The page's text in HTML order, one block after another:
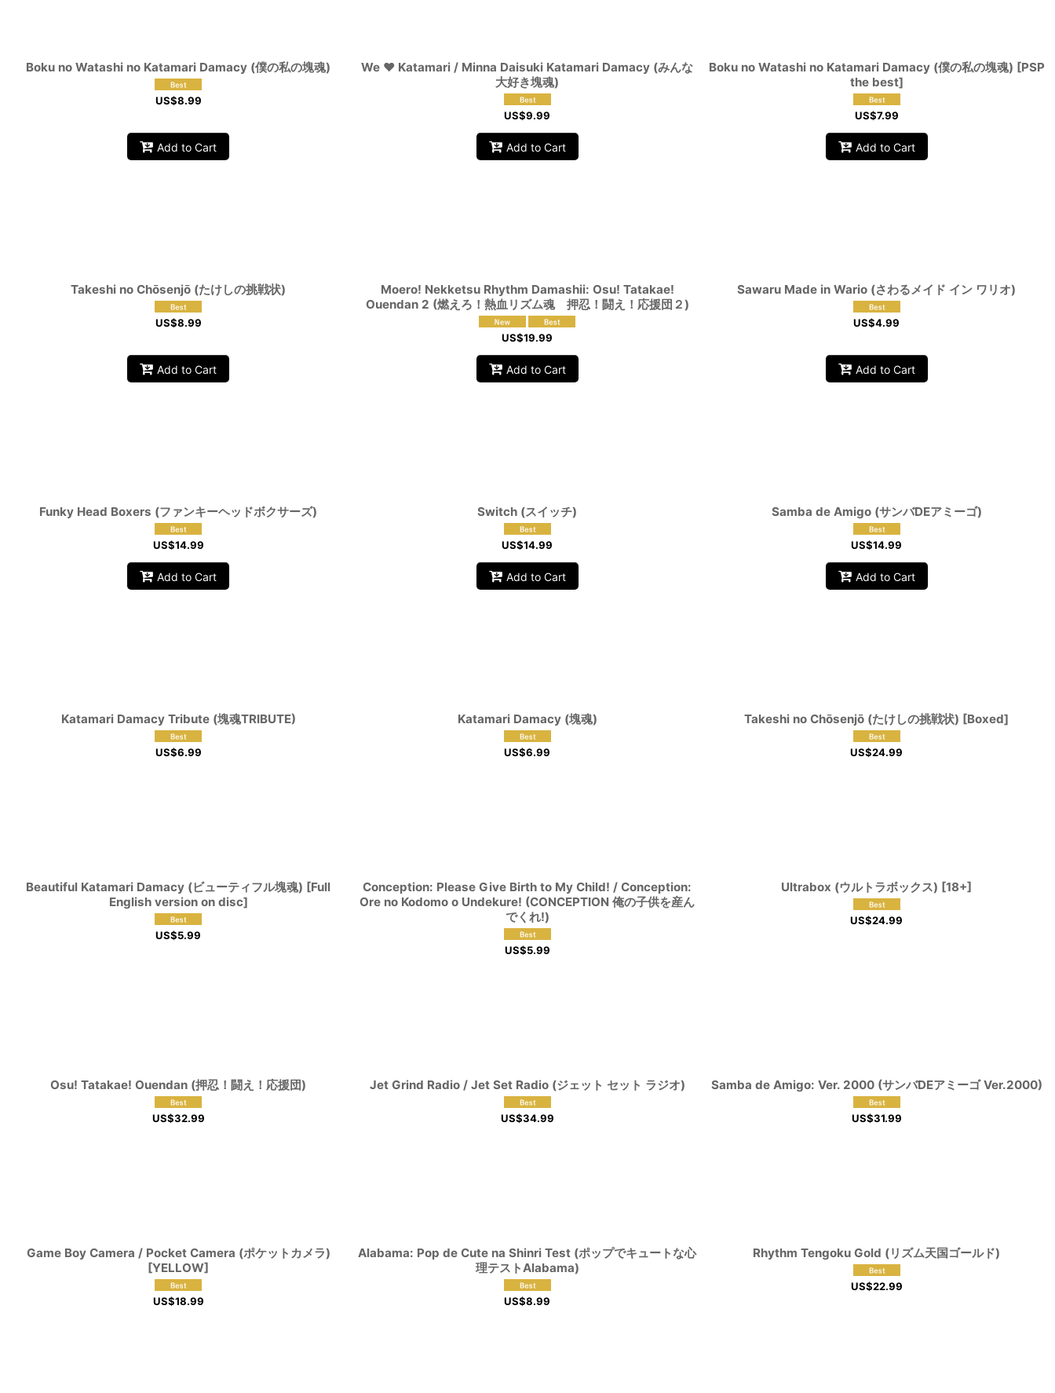
Boku no Watashi no Katamari Damacy (僕の私の塊魂)
US$8.99
Add to Cart
We ♥️ Katamari / Minna Daisuki Katamari Damacy (みんな
大好き塊魂)
US$9.99
Add to Cart
Boku no Watashi no Katamari Damacy (僕の私の塊魂) [PSP
the best]
US$7.99
Add to Cart
Takeshi no Chōsenjō (たけしの挑戦状)
US$8.99
Add to Cart
Moero! Nekketsu Rhythm Damashii: Osu! Tatakae!
Ouendan 2 (燃えろ！熱血リズム魂 押忍！闘え！応援団２)
US$19.99
Add to Cart
Sawaru Made in Wario (さわるメイド イン ワリオ)
US$4.99
Add to Cart
Funky Head Boxers (ファンキーヘッドボクサーズ)
US$14.99
Add to Cart
Switch (スイッチ)
US$14.99
Add to Cart
Samba de Amigo (サンバDEアミーゴ)
US$14.99
Add to Cart
Katamari Damacy Tribute (塊魂TRIBUTE)
US$6.99
Katamari Damacy (塊魂)
US$6.99
Takeshi no Chōsenjō (たけしの挑戦状) [Boxed]
US$24.99
Beautiful Katamari Damacy (ビューティフル塊魂) [Full
English version on disc]
US$5.99
Conception: Please Give Birth to My Child! / Conception:
Ore no Kodomo o Undekure! (CONCEPTION 俺の子供を産ん
でくれ!)
US$5.99
Ultrabox (ウルトラボックス) [18+]
US$24.99
Osu! Tatakae! Ouendan (押忍！闘え！応援団)
US$32.99
Jet Grind Radio / Jet Set Radio (ジェット セット ラジオ)
US$34.99
Samba de Amigo: Ver. 2000 (サンバDEアミーゴ Ver.2000)
US$31.99
Game Boy Camera / Pocket Camera (ポケットカメラ)
[YELLOW]
US$18.99
Alabama: Pop de Cute na Shinri Test (ポップでキュートな心
理テストAlabama)
US$8.99
Rhythm Tengoku Gold (リズム天国ゴールド)
US$22.99